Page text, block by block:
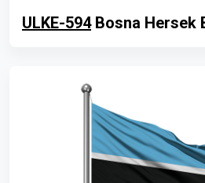
ULKE-594Bosna Hersek